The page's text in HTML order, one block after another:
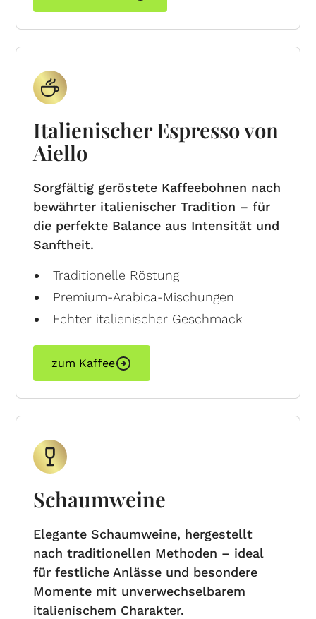
Italienischer Espresso von
Aiello
Sorgfältig geröstete Kaffeebohnen nach
bewährter italienischer Tradition – für
die perfekte Balance aus Intensität und
Sanftheit.
Traditionelle Röstung
Premium-Arabica-Mischungen
Echter italienischer Geschmack
zum Kaffee
Schaumweine
Elegante Schaumweine, hergestellt
nach traditionellen Methoden – ideal
für festliche Anlässe und besondere
Momente mit unverwechselbarem
italienischem Charakter.